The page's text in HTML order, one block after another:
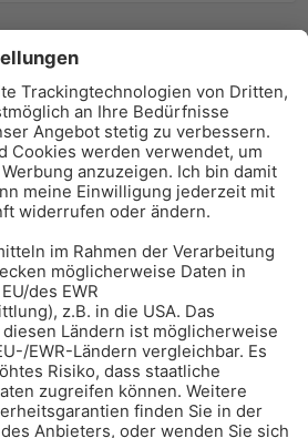
Newsletter
Benachrichtigungen zu den
Zur Anmeldung
Bauwerksabdichtung